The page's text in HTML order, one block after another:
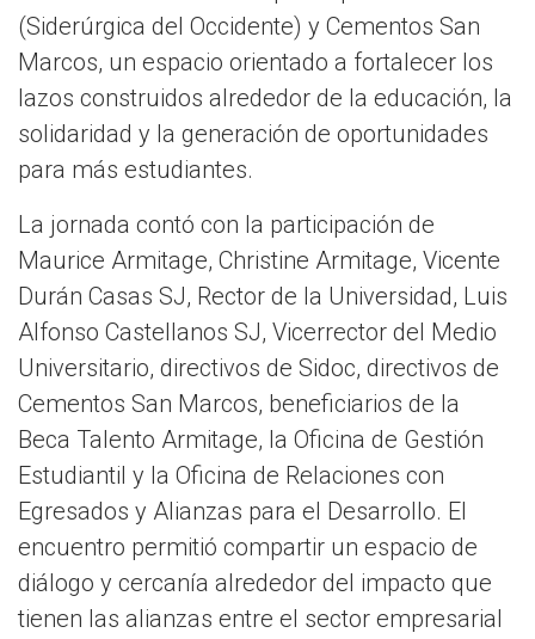
(Siderúrgica del Occidente) y Cementos San
Marcos, un espacio orientado a fortalecer los
lazos construidos alrededor de la educación, la
solidaridad y la generación de oportunidades
para más estudiantes.
La jornada contó con la participación de
Maurice Armitage, Christine Armitage, Vicente
Durán Casas SJ, Rector de la Universidad, Luis
Alfonso Castellanos SJ, Vicerrector del Medio
Universitario, directivos de Sidoc, directivos de
Cementos San Marcos, beneficiarios de la
Beca Talento Armitage, la Oficina de Gestión
Estudiantil y la Oficina de Relaciones con
Egresados y Alianzas para el Desarrollo. El
encuentro permitió compartir un espacio de
diálogo y cercanía alrededor del impacto que
tienen las alianzas entre el sector empresarial